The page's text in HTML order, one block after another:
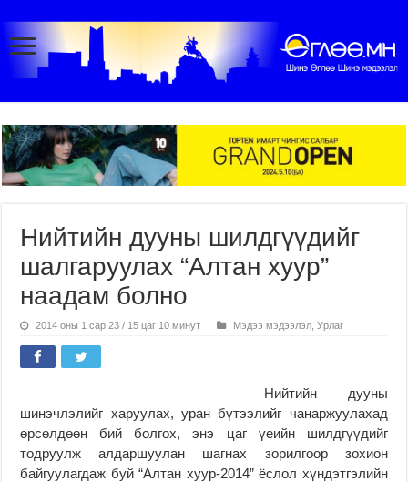
Нийтийн дууны шилдгүүдийг
шалгаруулах “Алтан хуур”
наадам болно
2014 оны 1 сар 23 / 15 цаг 10 минут Мэдээ мэдээлэл ,Урлаг
Нийтийн дууны
шинэчлэлийг харуулах, уран бүтээлийг чанаржуулахад
өрсөлдөөн бий болгох, энэ цаг үеийн шилдгүүдийг
тодруулж алдаршуулан шагнах зорилгоор зохион
байгуулагдаж буй “Алтан хуур-2014” ёслол хүндэтгэлийн